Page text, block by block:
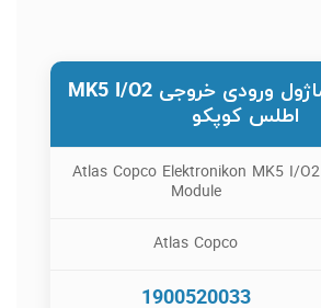
مشخصات ماژول ورودی خروجی MK5 I/O2
اطلس کوپکو
Atlas Copco Elektronikon MK5 I/O2
Module
Atlas Copco
1900520033